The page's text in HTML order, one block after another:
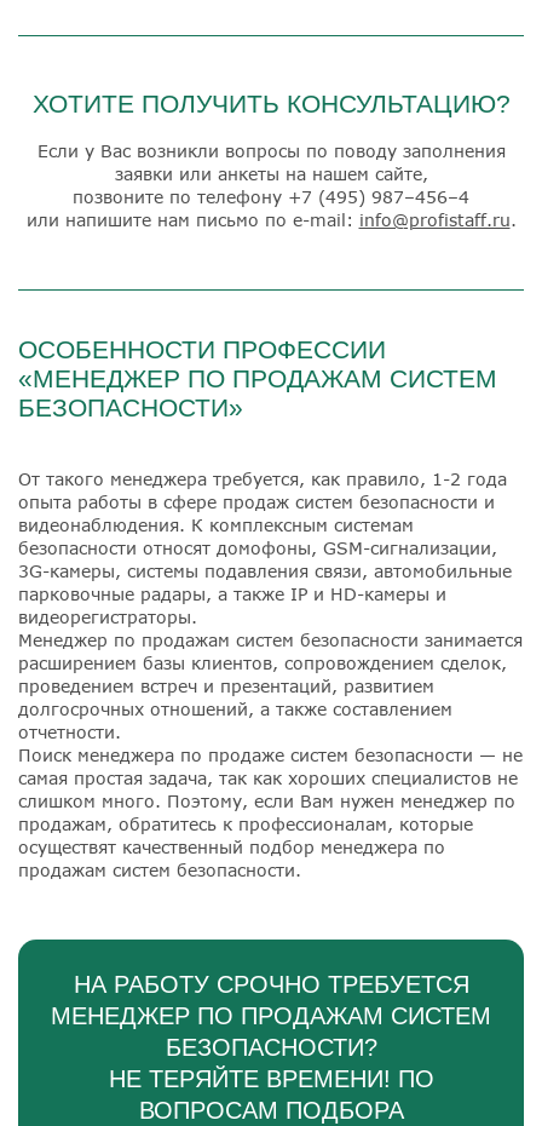
ХОТИТЕ ПОЛУЧИТЬ КОНСУЛЬТАЦИЮ?
Если у Вас возникли вопросы по поводу заполнения
заявки или анкеты на нашем сайте,
позвоните по телефону +7 (495) 987–456–4
или напишите нам письмо по e-mail: info@profistaff.ru.
ОСОБЕННОСТИ ПРОФЕССИИ
«МЕНЕДЖЕР ПО ПРОДАЖАМ СИСТЕМ
БЕЗОПАСНОСТИ»
От такого менеджера требуется, как правило, 1-2 года
опыта работы в сфере продаж систем безопасности и
видеонаблюдения. К комплексным системам
безопасности относят домофоны, GSM-сигнализации,
3G-камеры, системы подавления связи, автомобильные
парковочные радары, а также IP и HD-камеры и
видеорегистраторы.
Менеджер по продажам систем безопасности занимается
расширением базы клиентов, сопровождением сделок,
проведением встреч и презентаций, развитием
долгосрочных отношений, а также составлением
отчетности.
Поиск менеджера по продаже систем безопасности — не
самая простая задача, так как хороших специалистов не
слишком много. Поэтому, если Вам нужен менеджер по
продажам, обратитесь к профессионалам, которые
осуществят качественный подбор менеджера по
продажам систем безопасности.
НА РАБОТУ СРОЧНО ТРЕБУЕТСЯ
МЕНЕДЖЕР ПО ПРОДАЖАМ СИСТЕМ
БЕЗОПАСНОСТИ?
НЕ ТЕРЯЙТЕ ВРЕМЕНИ! ПО
ВОПРОСАМ ПОДБОРА